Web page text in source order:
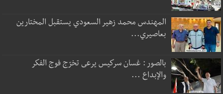
المهندس محمد زهير السعودي يستقبل المختارين
بعاصيري...
بالصور : غسان سركيس يرعى تخرّج فوج الفكر
والإبداع ...